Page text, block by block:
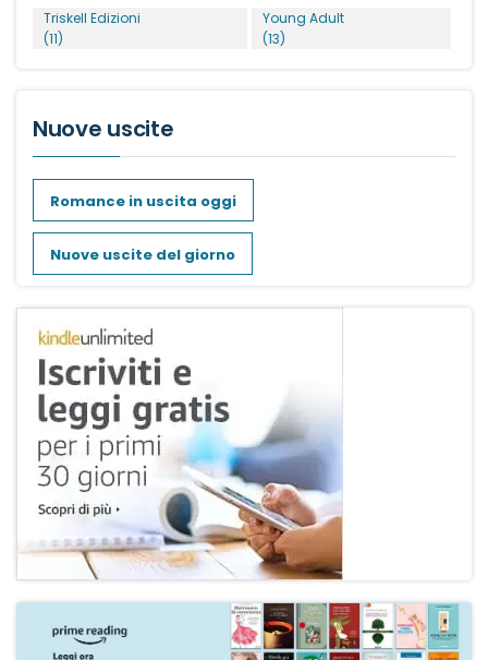
Triskell Edizioni
(11)
Young Adult
(13)
Nuove uscite
Romance in uscita oggi
Nuove uscite del giorno